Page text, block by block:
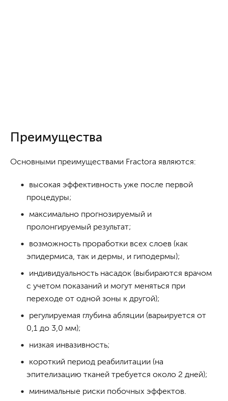
Преимущества
Основными преимуществами Fractora являются:
высокая эффективность уже после первой
процедуры;
максимально прогнозируемый и
пролонгируемый результат;
возможность проработки всех слоев (как
эпидермиса, так и дермы, и гиподермы);
индивидуальность насадок (выбираются врачом
с учетом показаний и могут меняться при
переходе от одной зоны к другой);
регулируемая глубина абляции (варьируется от
0,1 до 3,0 мм);
низкая инвазивность;
короткий период реабилитации (на
эпителизацию тканей требуется около 2 дней);
минимальные риски побочных эффектов.